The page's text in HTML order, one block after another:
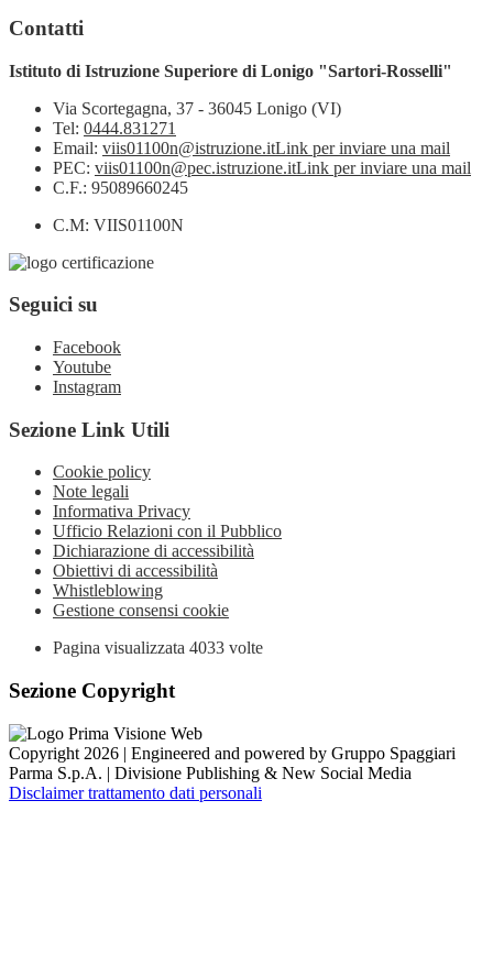
Contatti
Istituto di Istruzione Superiore di Lonigo "Sartori-Rosselli"
Via Scortegagna, 37 - 36045 Lonigo (VI)
Tel: 0444.831271
Email: viis01100n@istruzione.itLink per inviare una mail
PEC: viis01100n@pec.istruzione.itLink per inviare una mail
C.F.: 95089660245
C.M: VIIS01100N
Seguici su
Facebook
Youtube
Instagram
Sezione Link Utili
Cookie policy
Note legali
Informativa Privacy
Ufficio Relazioni con il Pubblico
Dichiarazione di accessibilità
Obiettivi di accessibilità
Whistleblowing
Gestione consensi cookie
Pagina visualizzata 4033 volte
Sezione Copyright
Copyright 2026 | Engineered and powered by Gruppo Spaggiari
Parma S.p.A. | Divisione Publishing & New Social Media
Disclaimer trattamento dati personali